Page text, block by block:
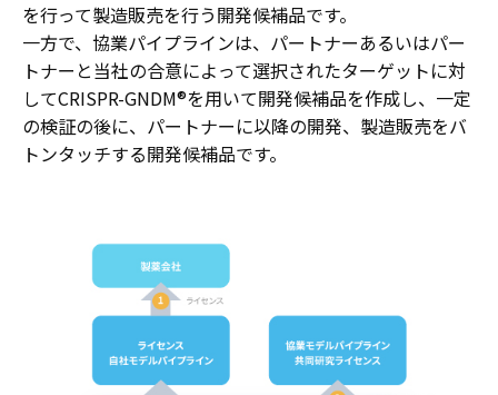
を行って製造販売を行う開発候補品です。
一方で、協業パイプラインは、パートナーあるいはパー
トナーと当社の合意によって選択されたターゲットに対
してCRISPR-GNDM®を用いて開発候補品を作成し、一定
の検証の後に、パートナーに以降の開発、製造販売をバ
トンタッチする開発候補品です。